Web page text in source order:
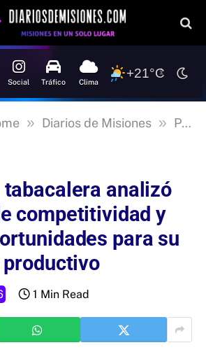
Social Tráfico Clima
+21°C
» Diarios de Misiones » Posadas
tabacalera analizó
competitividad y
para su
1 Min Read